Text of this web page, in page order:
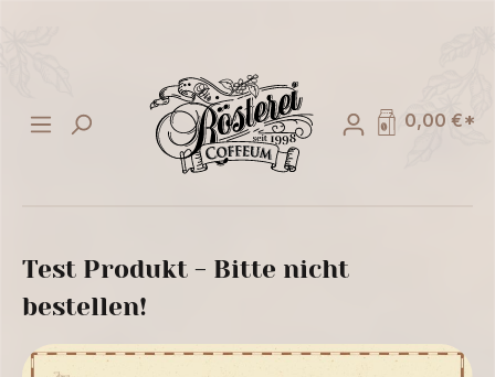
0,00 €*
Test Produkt - Bitte nicht
bestellen!